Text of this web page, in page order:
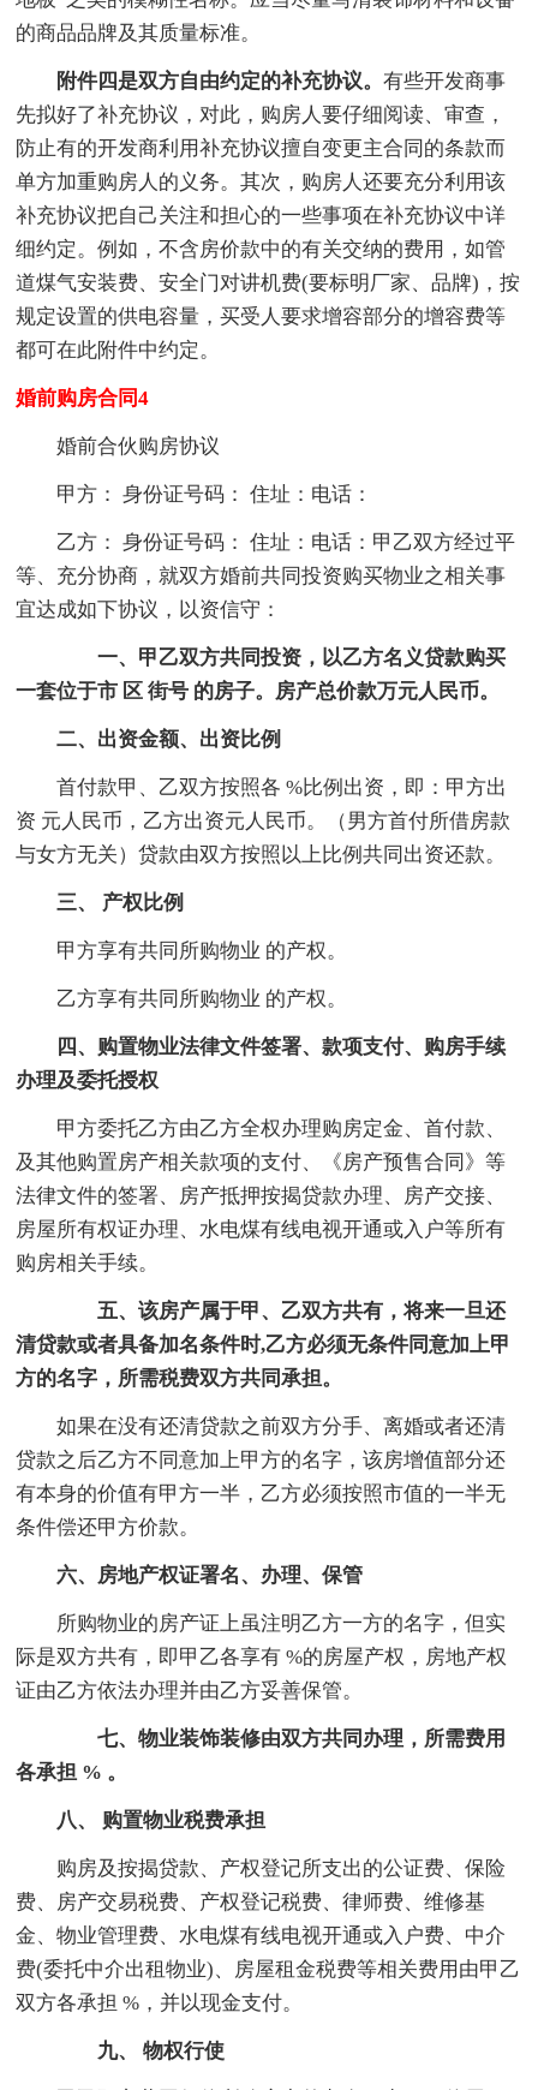
的商品品牌及其质量标准。
附件四是双方自由约定的补充协议。有些开发商事
先拟好了补充协议，对此，购房人要仔细阅读、审查，
防止有的开发商利用补充协议擅自变更主合同的条款而
单方加重购房人的义务。其次，购房人还要充分利用该
补充协议把自己关注和担心的一些事项在补充协议中详
细约定。例如，不含房价款中的有关交纳的费用，如管
道煤气安装费、安全门对讲机费(要标明厂家、品牌)，按
规定设置的供电容量，买受人要求增容部分的增容费等
都可在此附件中约定。
婚前购房合同4
婚前合伙购房协议
甲方： 身份证号码： 住址：电话：
乙方： 身份证号码： 住址：电话：甲乙双方经过平
等、充分协商，就双方婚前共同投资购买物业之相关事
宜达成如下协议，以资信守：
一、甲乙双方共同投资，以乙方名义贷款购买
一套位于市 区 街号 的房子。房产总价款万元人民币。
二、出资金额、出资比例
首付款甲、乙双方按照各 %比例出资，即：甲方出
资 元人民币，乙方出资元人民币。（男方首付所借房款
与女方无关）贷款由双方按照以上比例共同出资还款。
三、 产权比例
甲方享有共同所购物业 的产权。
乙方享有共同所购物业 的产权。
四、购置物业法律文件签署、款项支付、购房手续
办理及委托授权
甲方委托乙方由乙方全权办理购房定金、首付款、
及其他购置房产相关款项的支付、《房产预售合同》等
法律文件的签署、房产抵押按揭贷款办理、房产交接、
房屋所有权证办理、水电煤有线电视开通或入户等所有
购房相关手续。
五、该房产属于甲、乙双方共有，将来一旦还
清贷款或者具备加名条件时,乙方必须无条件同意加上甲
方的名字，所需税费双方共同承担。
如果在没有还清贷款之前双方分手、离婚或者还清
贷款之后乙方不同意加上甲方的名字，该房增值部分还
有本身的价值有甲方一半，乙方必须按照市值的一半无
条件偿还甲方价款。
六、房地产权证署名、办理、保管
所购物业的房产证上虽注明乙方一方的名字，但实
际是双方共有，即甲乙各享有 %的房屋产权，房地产权
证由乙方依法办理并由乙方妥善保管。
七、物业装饰装修由双方共同办理，所需费用
各承担 % 。
八、 购置物业税费承担
购房及按揭贷款、产权登记所支出的公证费、保险
费、房产交易税费、产权登记税费、律师费、维修基
金、物业管理费、水电煤有线电视开通或入户费、中介
费(委托中介出租物业)、房屋租金税费等相关费用由甲乙
双方各承担 %，并以现金支付。
九、 物权行使